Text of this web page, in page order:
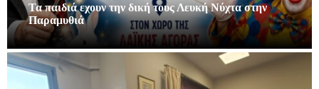
Τα παιδιά εχουν την δική τους Λευκή Νύχτα στην
Παραμυθιά